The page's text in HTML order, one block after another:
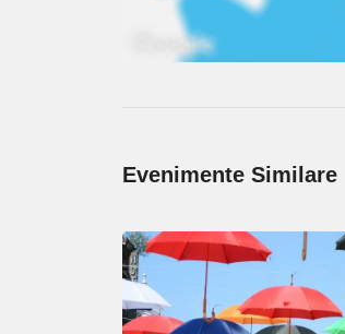
Evenimente Similare